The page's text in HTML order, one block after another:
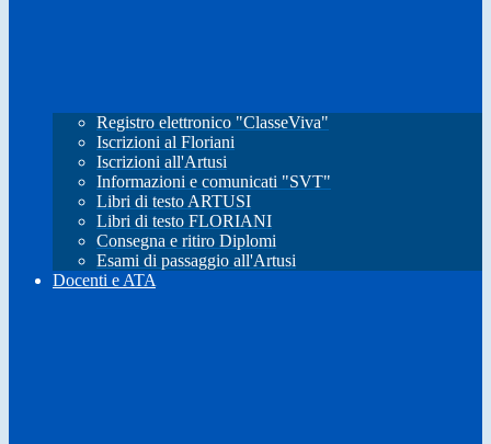
Registro elettronico "ClasseViva"
Iscrizioni al Floriani
Iscrizioni all'Artusi
Informazioni e comunicati "SVT"
Libri di testo ARTUSI
Libri di testo FLORIANI
Consegna e ritiro Diplomi
Esami di passaggio all'Artusi
Docenti e ATA